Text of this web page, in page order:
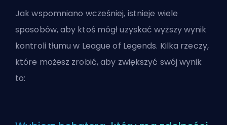
Jak wspomniano wcześniej, istnieje wiele
sposobów, aby ktoś mógł uzyskać wyższy wynik
kontroli tłumu w League of Legends. Kilka rzeczy,
które możesz zrobić, aby zwiększyć swój wynik
to: